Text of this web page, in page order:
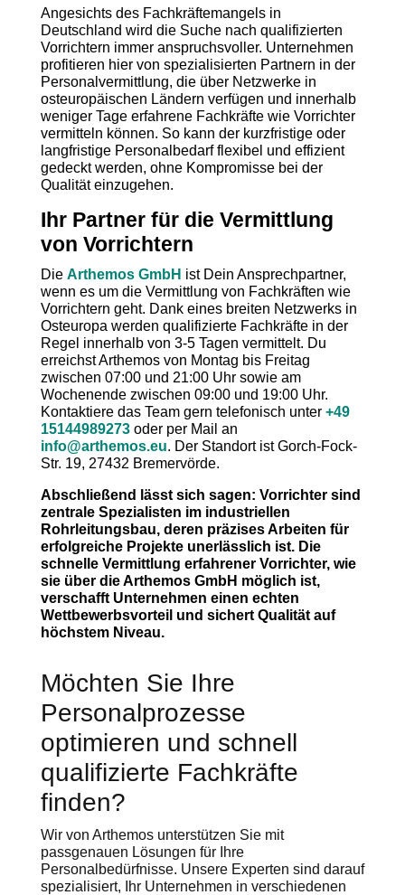
Angesichts des Fachkräftemangels in
Deutschland wird die Suche nach qualifizierten
Vorrichtern immer anspruchsvoller. Unternehmen
profitieren hier von spezialisierten Partnern in der
Personalvermittlung, die über Netzwerke in
osteuropäischen Ländern verfügen und innerhalb
weniger Tage erfahrene Fachkräfte wie Vorrichter
vermitteln können. So kann der kurzfristige oder
langfristige Personalbedarf flexibel und effizient
gedeckt werden, ohne Kompromisse bei der
Qualität einzugehen.
Ihr Partner für die Vermittlung
von Vorrichtern
Die Arthemos GmbH ist Dein Ansprechpartner,
wenn es um die Vermittlung von Fachkräften wie
Vorrichtern geht. Dank eines breiten Netzwerks in
Osteuropa werden qualifizierte Fachkräfte in der
Regel innerhalb von 3-5 Tagen vermittelt. Du
erreichst Arthemos von Montag bis Freitag
zwischen 07:00 und 21:00 Uhr sowie am
Wochenende zwischen 09:00 und 19:00 Uhr.
Kontaktiere das Team gern telefonisch unter +49
15144989273oder per Mail an
info@arthemos.eu. Der Standort ist Gorch-Fock-
Str. 19, 27432 Bremervörde.
Abschließend lässt sich sagen: Vorrichter sind
zentrale Spezialisten im industriellen
Rohrleitungsbau, deren präzises Arbeiten für
erfolgreiche Projekte unerlässlich ist. Die
schnelle Vermittlung erfahrener Vorrichter, wie
sie über die Arthemos GmbH möglich ist,
verschafft Unternehmen einen echten
Wettbewerbsvorteil und sichert Qualität auf
höchstem Niveau.
Möchten Sie Ihre
Personalprozesse
optimieren und schnell
qualifizierte Fachkräfte
finden?
Wir von Arthemos unterstützen Sie mit
passgenauen Lösungen für Ihre
Personalbedürfnisse. Unsere Experten sind darauf
spezialisiert, Ihr Unternehmen in verschiedenen